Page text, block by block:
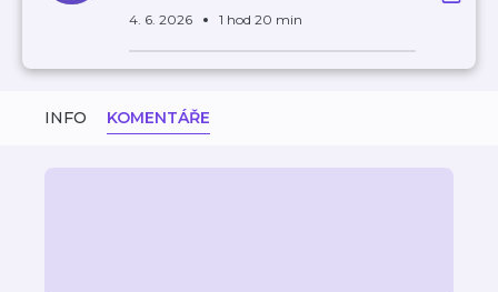
4. 6. 2026 1 hod 20 min
INFO KOMENTÁŘE